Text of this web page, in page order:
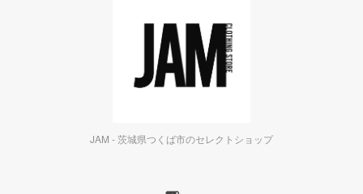
JAM - 茨城県つくば市のセレクトショップ